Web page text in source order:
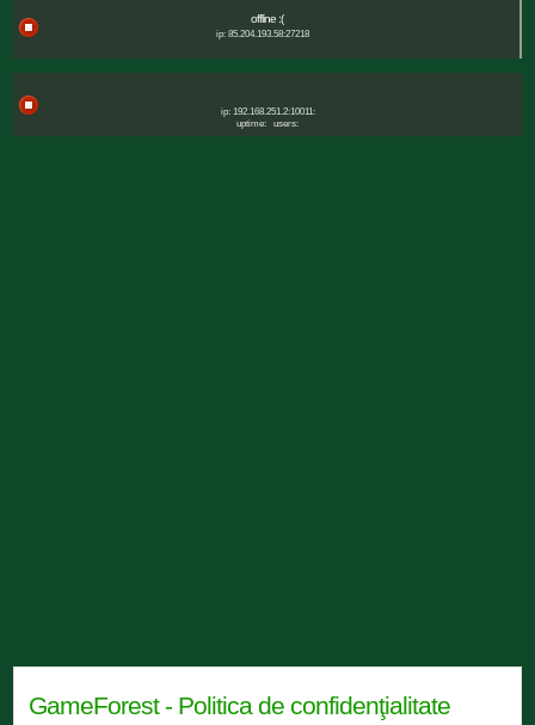
offline :(
ip: 85.204.193.58:27218
ip: 192.168.251.2:10011:
uptime:
users:
GameForest - Politica de confidenţialitate